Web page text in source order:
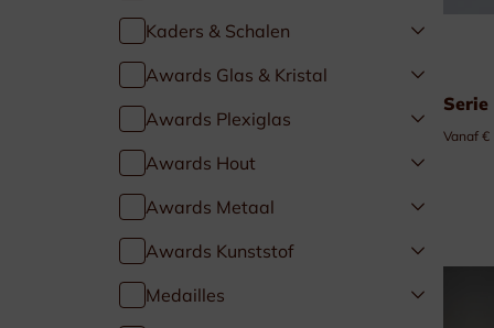
Kaders & Schalen
Kaders & Schalen
Awards Glas & Kristal
Awards Plexiglas
Awards Hout
Awards Metaal
Awards Kunststof
Medailles
Serie
Vanaf €